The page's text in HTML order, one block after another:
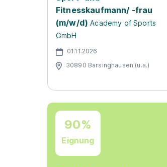
Fitnesskaufmann/ -frau
(m/w/d) Academy of Sports
GmbH
01.11.2026
30890 Barsinghausen (u.a.)
90%
Eignung